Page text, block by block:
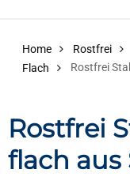
Home Rostfrei
Flach
Rostfrei
Rostfrei
flach aus